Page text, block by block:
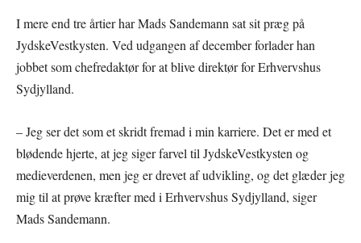
I mere end tre årtier har Mads Sandemann sat sit præg på
JydskeVestkysten. Ved udgangen af december forlader han
jobbet som chefredaktør for at blive direktør for Erhvervshus
Sydjylland.
– Jeg ser det som et skridt fremad i min karriere. Det er med et
blødende hjerte, at jeg siger farvel til JydskeVestkysten og
medieverdenen, men jeg er drevet af udvikling, og det glæder jeg
mig til at prøve kræfter med i Erhvervshus Sydjylland, siger
Mads Sandemann.